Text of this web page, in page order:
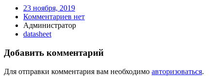
23 ноября, 2019
Комментариев нет
Администратор
datasheet
Добавить комментарий
Для отправки комментария вам необходимо авторизоваться.